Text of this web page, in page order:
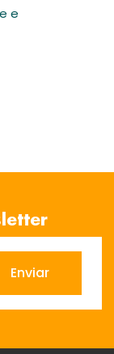
e
Enviar